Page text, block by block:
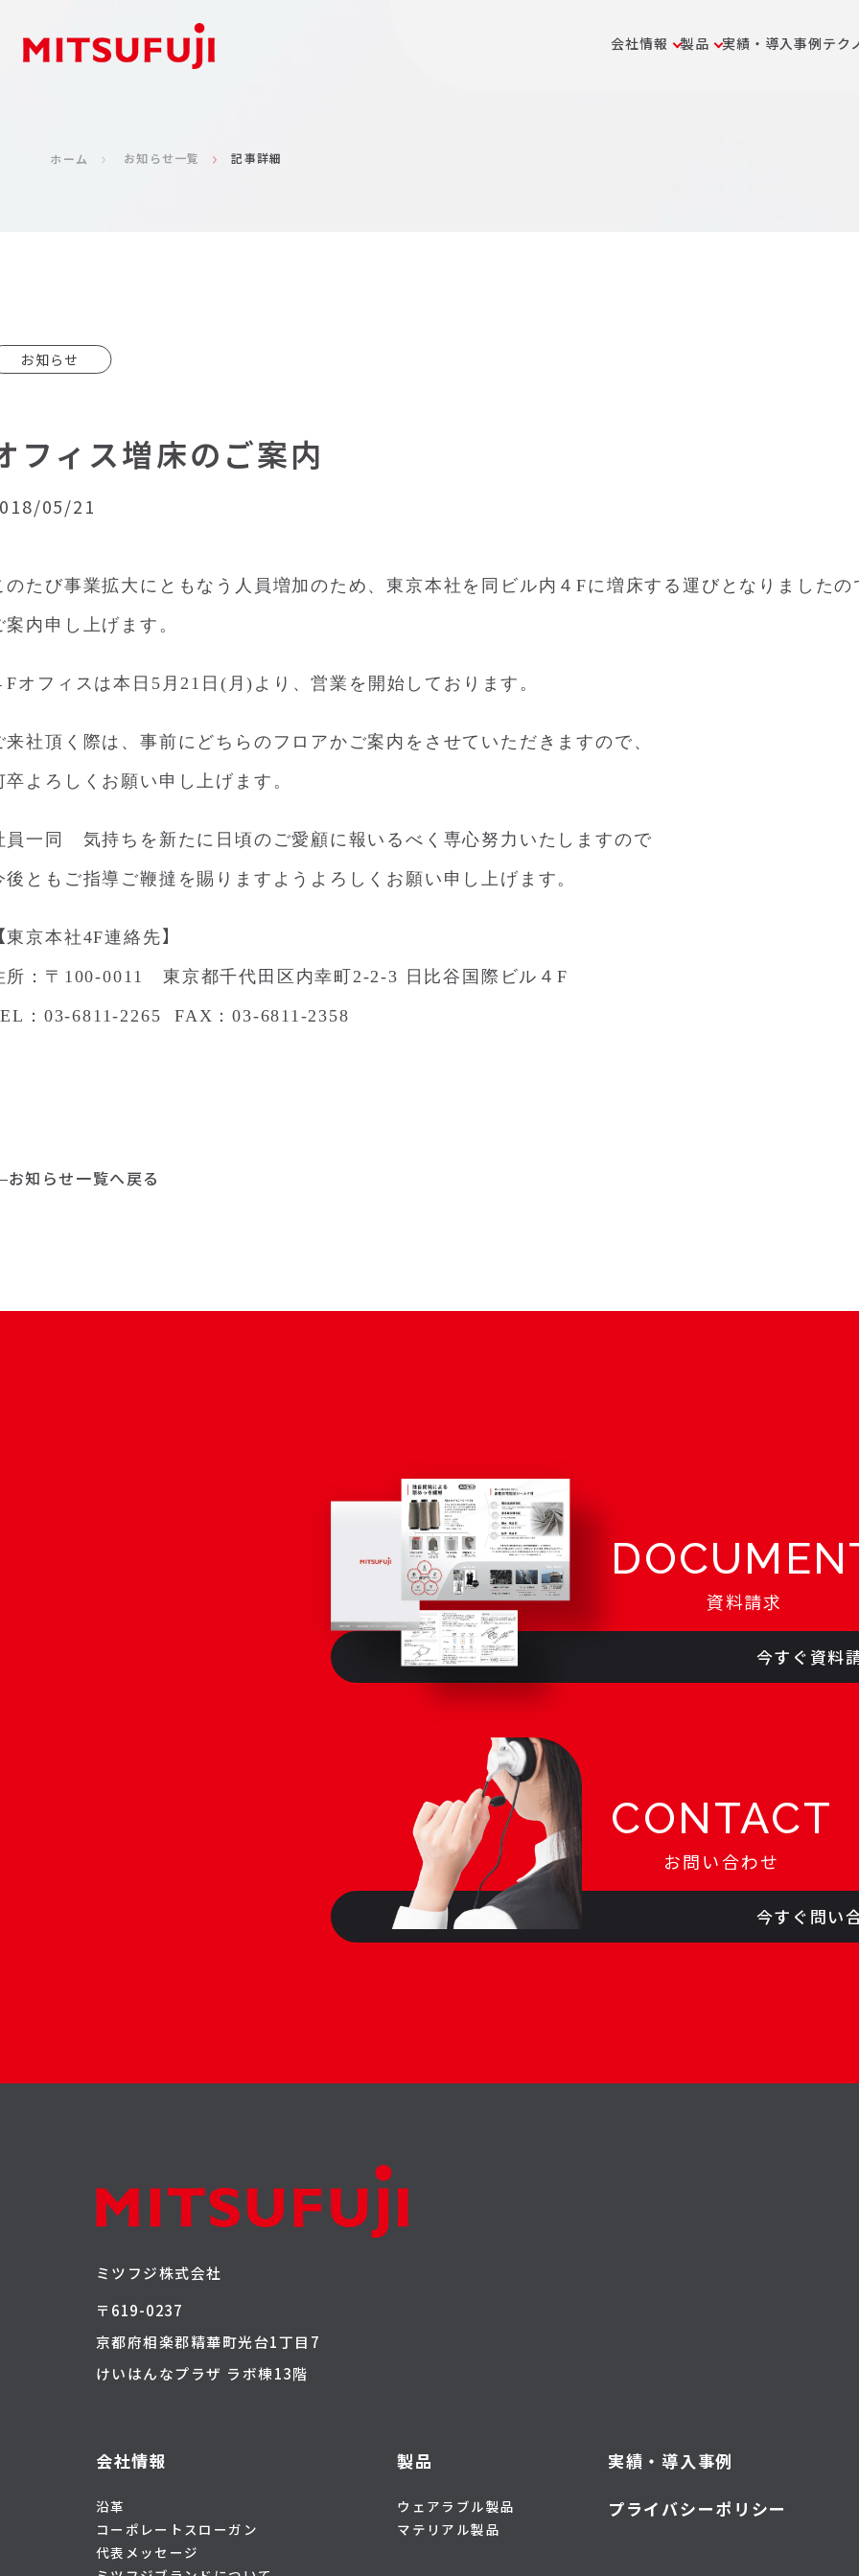
会社情報 製品 実績・導入事例テク
ホーム お知らせ一覧 記事詳細
お知らせ
フィス増床のご案内
05/21
のたび事業拡大にともなう人員増加のため、東京本社を同ビル内４Fに増床する運びとなりましたの
案内申し上げます。
Fオフィスは本日5月21日(月)より、営業を開始しております。
来社頂く際は、事前にどちらのフロアかご案内をさせていただきますので、
卒よろしくお願い申し上げます。
員一同 気持ちを新たに日頃のご愛顧に報いるべく専心努力いたしますので
後ともご指導ご鞭撻を賜りますようよろしくお願い申し上げます。
東京本社4F連絡先】
所：〒100-0011 東京都千代田区内幸町2-2-3 日比谷国際ビル４F
：03-6811-2265 FAX：03-6811-2358
お知らせ一覧へ戻る
資料請求
今すぐ資料
CONTACT
お問い合わせ
今すぐ問い
ミツフジ株式会社
〒619-0237
京都府相楽郡精華町光台1丁目7
けいはんなプラザ ラボ棟13階
会社情報
沿革
コーポレートスローガン
代表メッセージ
製品
ウェアラブル製品
マテリアル製品
実績・導入事例
プライバシーポリシー